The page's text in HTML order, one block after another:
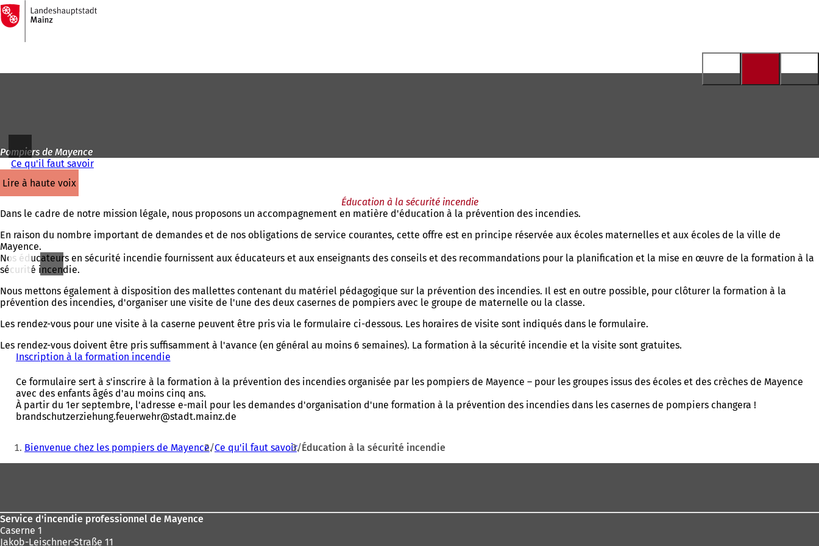
Accéder au contenu
Vers
la
page
d'accueil
Pompiers de Mayence
Ce qu'il faut savoir
lire à haute voix
Éducation à la sécurité incendie
Dans le cadre de notre mission légale, nous proposons un accompagnement en matière d'éducation à la prévention des incendies.
En raison du nombre important de demandes et de nos obligations de service courantes, cette offre est en principe réservée aux écoles maternelles et aux écoles de la ville de
Mayence.
Nos éducateurs en sécurité incendie fournissent aux éducateurs et aux enseignants des conseils et des recommandations pour la planification et la mise en œuvre de la formation à la
sécurité incendie.
Nous mettons également à disposition des mallettes contenant du matériel pédagogique sur la prévention des incendies. Il est en outre possible, pour clôturer la formation à la
prévention des incendies, d'organiser une visite de l'une des deux casernes de pompiers avec le groupe de maternelle ou la classe.
Les rendez-vous pour une visite à la caserne peuvent être pris via le formulaire ci-dessous. Les horaires de visite sont indiqués dans le formulaire.
Les rendez-vous doivent être pris suffisamment à l'avance (en général au moins 6 semaines). La formation à la sécurité incendie et la visite sont gratuites.
Inscription à la formation incendie
'
o
u
v
d
a
n
Ce formulaire sert à s'inscrire à la formation à la prévention des incendies organisée par les pompiers de Mayence – pour les groupes issus des écoles et des crèches de Mayence
avec des enfants âgés d'au moins cinq ans.
À partir du 1er septembre, l'adresse e-mail pour les demandes d'organisation d'une formation à la prévention des incendies dans les casernes de pompiers changera !
brandschutzerziehung.feuerwehr@stadt.mainz.de
Vous
êtes
Bienvenue chez les pompiers de Mayence Ce qu'il faut savoir Éducation à la sécurité incendie
Service d'incendie professionnel de Mayence
Caserne 1
Jakob-Leischner-Straße 11